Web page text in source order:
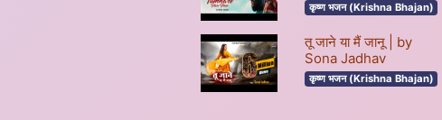
कृष्ण भजन (Krishna Bhajan)
तू जाने या मैं जानू | by
Sona Jadhav
कृष्ण भजन (Krishna Bhajan)